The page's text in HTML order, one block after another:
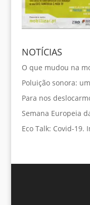
NOTÍCIAS
O que mudou na
Poluição sonora:
Para nos
Semana Europeia
Eco Talk: Covid-